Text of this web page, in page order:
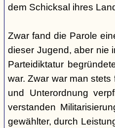
dem Schicksal ihres
Zwar fand die Parole
dieser Jugend, aber nie
Parteidiktatur
war. Zwar war man
und Unterordnung
verstanden
gewählter, durch